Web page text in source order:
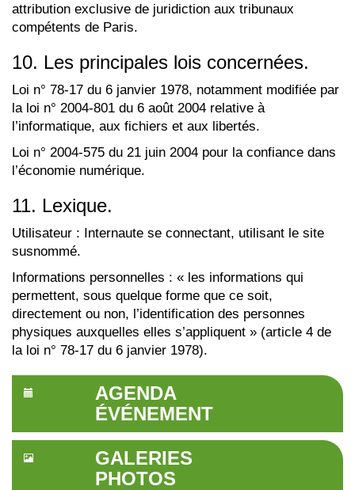
attribution exclusive de juridiction aux tribunaux
compétents de Paris.
10. Les principales lois concernées.
Loi n° 78-17 du 6 janvier 1978, notamment modifiée par
la loi n° 2004-801 du 6 août 2004 relative à
l’informatique, aux fichiers et aux libertés.
Loi n° 2004-575 du 21 juin 2004 pour la confiance dans
l’économie numérique.
11. Lexique.
Utilisateur : Internaute se connectant, utilisant le site
susnommé.
Informations personnelles : « les informations qui
permettent, sous quelque forme que ce soit,
directement ou non, l’identification des personnes
physiques auxquelles elles s’appliquent » (article 4 de
la loi n° 78-17 du 6 janvier 1978).
AGENDA
ÉVÉNEMENT
GALERIES
PHOTOS